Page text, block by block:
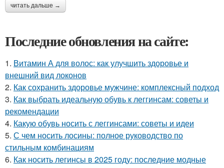
читать дальше →
Последние обновления на сайте:
1. Витамин А для волос: как улучшить здоровье и
внешний вид локонов
2. Как сохранить здоровье мужчине: комплексный подход
3. Как выбрать идеальную обувь к леггинсам: советы и
рекомендации
4. Какую обувь носить с леггинсами: советы и идеи
5. С чем носить лосины: полное руководство по
стильным комбинациям
6. Как носить легинсы в 2025 году: последние модные